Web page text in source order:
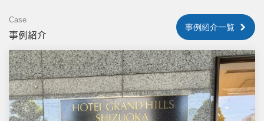
Case
事例紹介
事例紹介一覧